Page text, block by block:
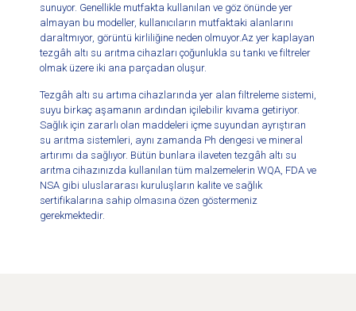
sunuyor. Genellikle mutfakta kullanılan ve göz önünde yer
almayan bu modeller, kullanıcıların mutfaktaki alanlarını
daraltmıyor, görüntü kirliliğine neden olmuyor.Az yer kaplayan
tezgâh altı su arıtma cihazları çoğunlukla su tankı ve filtreler
olmak üzere iki ana parçadan oluşur.
Tezgâh altı su artıma cihazlarında yer alan filtreleme sistemi,
suyu birkaç aşamanın ardından içilebilir kıvama getiriyor.
Sağlık için zararlı olan maddeleri içme suyundan ayrıştıran
su arıtma sistemleri, aynı zamanda Ph dengesi ve mineral
artırımı da sağlıyor. Bütün bunlara ilaveten tezgâh altı su
arıtma cihazınızda kullanılan tüm malzemelerin WQA, FDA ve
NSA gibi uluslararası kuruluşların kalite ve sağlık
sertifikalarına sahip olmasına özen göstermeniz
gerekmektedir.